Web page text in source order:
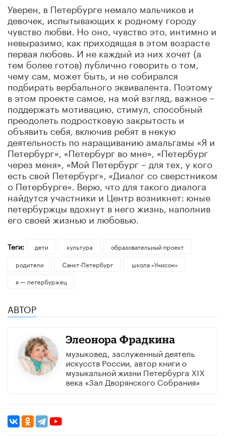
Уверен, в Петербурге немало мальчиков и
девочек, испытывающих к родному городу
чувство любви. Но оно, чувство это, интимно и
невыразимо, как приходящая в этом возрасте
первая любовь. И не каждый из них хочет (а
тем более готов) публично говорить о том,
чему сам, может быть, и не собирался
подбирать вербального эквивалента. Поэтому
в этом проекте самое, на мой взгляд, важное –
поддержать мотивацию, стимул, способный
преодолеть подростковую закрытость и
объявить себя, включив ребят в некую
деятельность по наращиванию амальгамы «Я и
Петербург», «Петербург во мне», «Петербург
через меня», «Мой Петербург – для тех, у кого
есть свой Петербург», «Диалог со сверстником
о Петербурге». Верю, что для такого диалога
найдутся участники и Центр возникнет: юные
петербуржцы вдохнут в него жизнь, наполнив
его своей жизнью и любовью.
Теги: дети культура
образовательный проект
родители
Санкт-Петербург
школа «Унисон»
я — петербуржец
АВТОР
Элеонора Фрадкина
музыковед, заслуженный деятель
искусств России, автор книги о
музыкальной жизни Петербурга ХIХ
века «Зал Дворянского Собрания»